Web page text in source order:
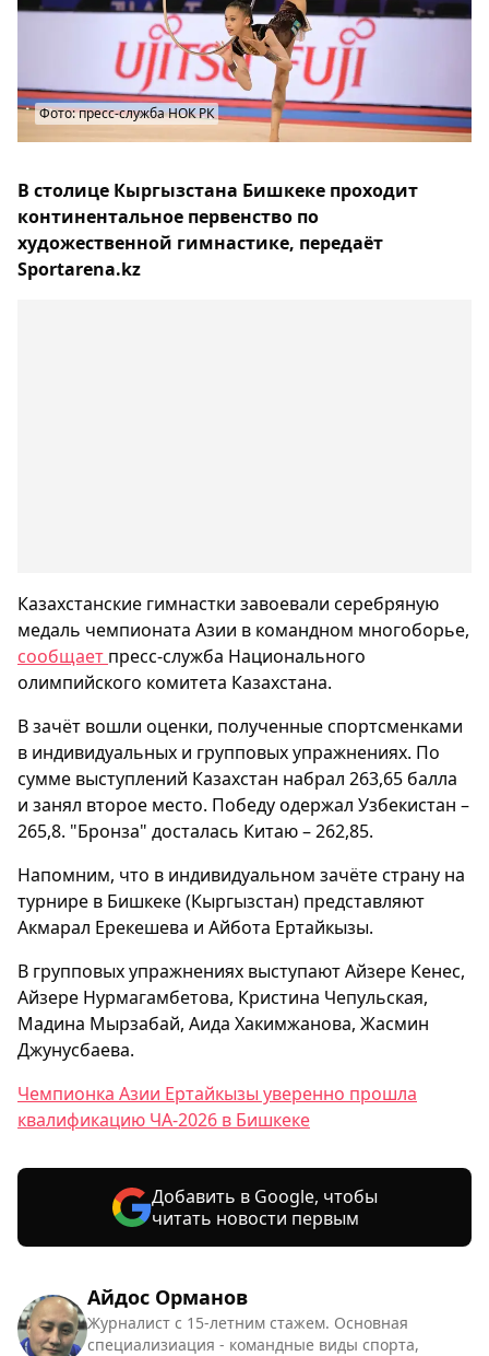
Фото: пресс-служба НОК РК
Айдос Орманов
Журналист с 15-летним стажем. Основная
специализиация - командные виды спорта,
В столице Кыргызстана Бишкеке проходит
континентальное первенство по
художественной гимнастике, передаёт
Sportarena.kz
Казахстанские гимнастки завоевали серебряную
медаль чемпионата Азии в командном многоборье,
сообщает пресс-служба Национального
олимпийского комитета Казахстана.
В зачёт вошли оценки, полученные спортсменками
в индивидуальных и групповых упражнениях. По
сумме выступлений Казахстан набрал 263,65 балла
и занял второе место. Победу одержал Узбекистан –
265,8. "Бронза" досталась Китаю – 262,85.
Напомним, что в индивидуальном зачёте страну на
турнире в Бишкеке (Кыргызстан) представляют
Акмарал Ерекешева и Айбота Ертайкызы.
В групповых упражнениях выступают Айзере Кенес,
Айзере Нурмагамбетова, Кристина Чепульская,
Мадина Мырзабай, Аида Хакимжанова, Жасмин
Джунусбаева.
Чемпионка Азии Ертайкызы уверенно прошла
квалификацию ЧА-2026 в Бишкеке
Добавить в Google, чтобы
читать новости первым